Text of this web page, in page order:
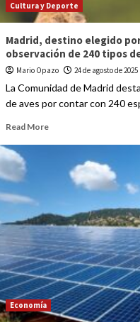
Cultura y Deporte
Madrid, destino elegido
observación de 240 tipos
Mario Opazo 24 de agosto de 2025
La Comunidad de Madrid
de aves por contar con 240
Read More
Economía